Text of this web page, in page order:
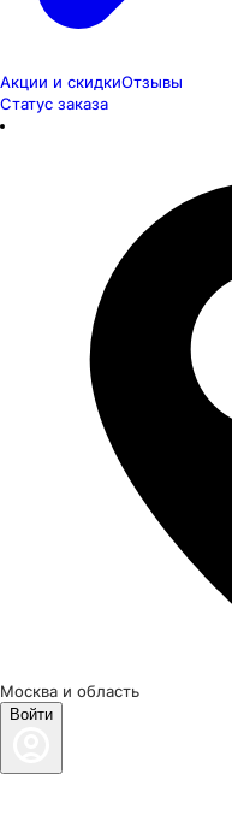
Акции и скидкиОтзывы
Статус заказа
Москва и область
Войти